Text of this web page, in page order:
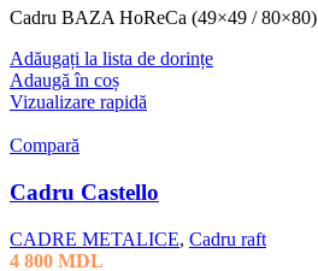
Cadru BAZA HoReCa (49×49 / 80×80)
Adăugați la lista de dorințe
Adaugă în coș
Vizualizare rapidă
Compară
Cadru Castello
CADRE METALICE, Cadru raft
4 800 MDL